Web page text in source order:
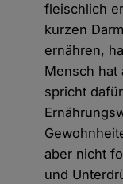
fleischlich
kurzen
ernähren,
Mensch hat
spricht
aber nicht
und